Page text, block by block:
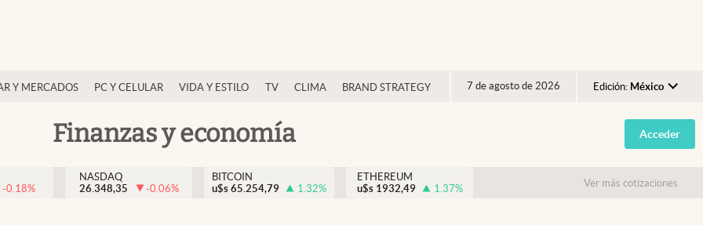
Y MERCADOS PC Y CELULAR VIDA Y ESTILO TV CLIMA BRAND STRATEGY 7 de agosto de 2026 Edición: México
Argentina
España
USA
Finanzas y economía Acceder
-0.18%
NASDAQ
26.348,35
-0.06%
BITCOIN
u$s 65.254,79 1.32%
ETHEREUM
u$s 1932,49 1.37% Ver más cotizaciones